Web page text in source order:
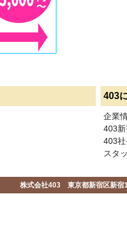
403
企業
403
403
スタ
株式会社403 東京都新宿区新